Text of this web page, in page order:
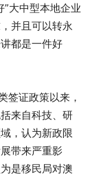
大中型本地企业
并且可以转永
都是一件好
签证政策以来，
来自科技、研
，认为新政限
带来严重影
是移民局对澳